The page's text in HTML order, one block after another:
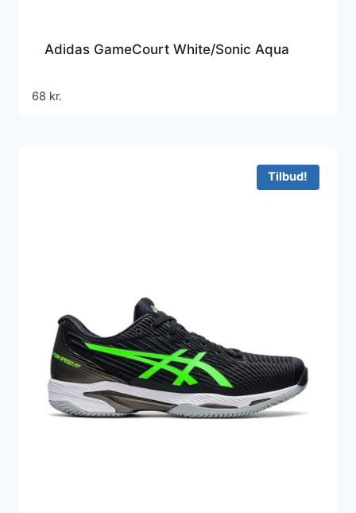
Adidas GameCourt White/Sonic Aqua
68 kr.
Tilbud!